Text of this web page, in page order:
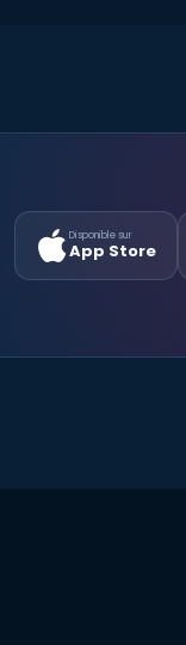
Disponible sur
App Store